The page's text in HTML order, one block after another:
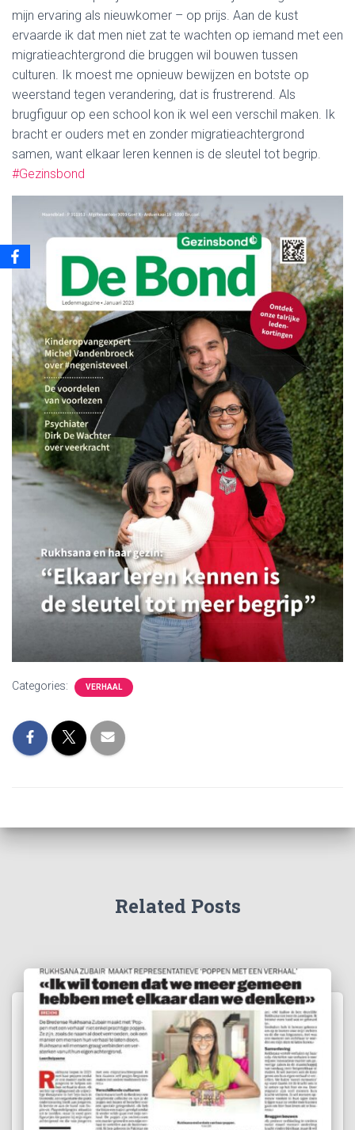
mijn ervaring als nieuwkomer – op prijs. Aan de kust
ervaarde ik dat men niet zat te wachten op iemand met een
migratieachtergrond die bruggen wil bouwen tussen
culturen. Ik moest me opnieuw bewijzen en botste op
weerstand tegen verandering, dat is frustrerend. Als
brugfiguur op een school kon ik wel een verschil maken. Ik
bracht er ouders met en zonder migratieachtergrond
samen, want elkaar leren kennen is de sleutel tot begrip.
#Gezinsbond
Categories: VERHAAL
Related Posts